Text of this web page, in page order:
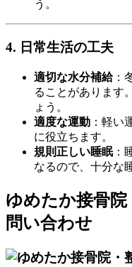
う。
4. 日常生活の工夫
適切な水分補給：
ることがあります
ょう。
適度な運動 ：軽い
に役立ちます。
規則正しい睡眠：
なるので、十分な
ゆめたか接骨
問い合わせ